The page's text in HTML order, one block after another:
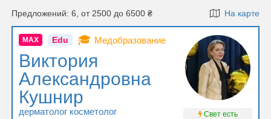
Предложений: 6, от 2500 до 6500 ₴ На карте
MAX Edu 🎓 Медобразование
Виктория
Александровна
Кушнир
дерматолог косметолог
Свет есть